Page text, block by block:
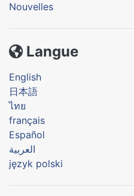
Nouvelles
Langue
English
日本語
ไทย
français
Español
العربية
język polski